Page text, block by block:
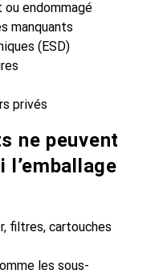
ou endommagé
manquants
(ESD)
privés
ne peuvent
filtres, cartouches
les sous-